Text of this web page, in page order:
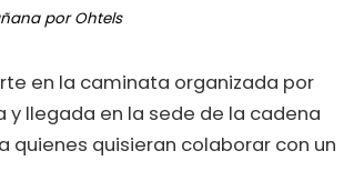
por Ohtels
en la caminata organizada por
y llegada en la sede de la cadena
quienes quisieran colaborar con un